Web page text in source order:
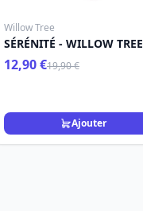
Willow Tree
SÉRÉNITÉ - WILLOW TREE
12,90 €19,90 €
Ajouter